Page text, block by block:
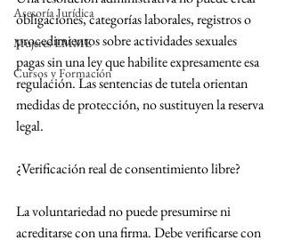
Asesoría Jurídica
Mujeres EMME
Cursos y Formación
obligaciones, categorías laborales, registros o
procedimientos sobre actividades sexuales
pagas sin una ley que habilite expresamente esa
regulación. Las sentencias de tutela orientan
medidas de protección, no sustituyen la reserva
legal.
¿Verificación real de consentimiento libre?
La voluntariedad no puede presumirse ni
acreditarse con una firma. Debe verificarse con